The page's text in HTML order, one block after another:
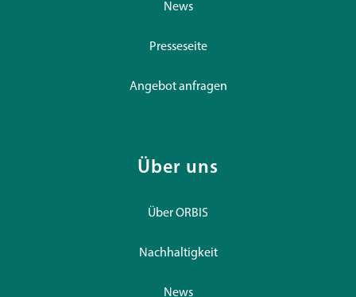
News
Presseseite
Angebot anfragen
Über uns
Über ORBIS
Nachhaltigkeit
News